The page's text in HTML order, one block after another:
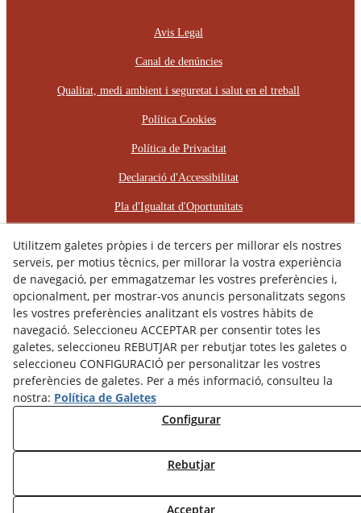
Avis Legal
Canal de denúncies
Qualitat, medi ambient i seguretat i salut en el treball
Política Cookies
Política de Privacitat
Declaració d'Accessibilitat
Pla d'Igualtat d'Oportunitats
© 08/2026 RÈCOP RESTAURACIONS
ARQUITECTÒNIQUES, S.L. - Tots els drets reservats.
Utilitzem galetes pròpies i de tercers per millorar els nostres
serveis, per motius tècnics, per millorar la vostra experiència
de navegació, per emmagatzemar les vostres preferències i,
opcionalment, per mostrar-vos anuncis personalitzats segons
les vostres preferències analitzant els vostres hàbits de
navegació. Seleccioneu ACCEPTAR per consentir totes les
galetes, seleccioneu REBUTJAR per rebutjar totes les galetes o
seleccioneu CONFIGURACIÓ per personalitzar les vostres
preferències de galetes. Per a més informació, consulteu la
nostra: Política de Galetes
Configurar
Rebutjar
Acceptar